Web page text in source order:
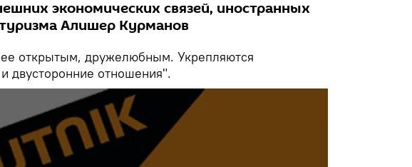
экономических связей, иностранных
Алишер Курманов
открытым, дружелюбным. Укрепляются
двусторонние отношения".